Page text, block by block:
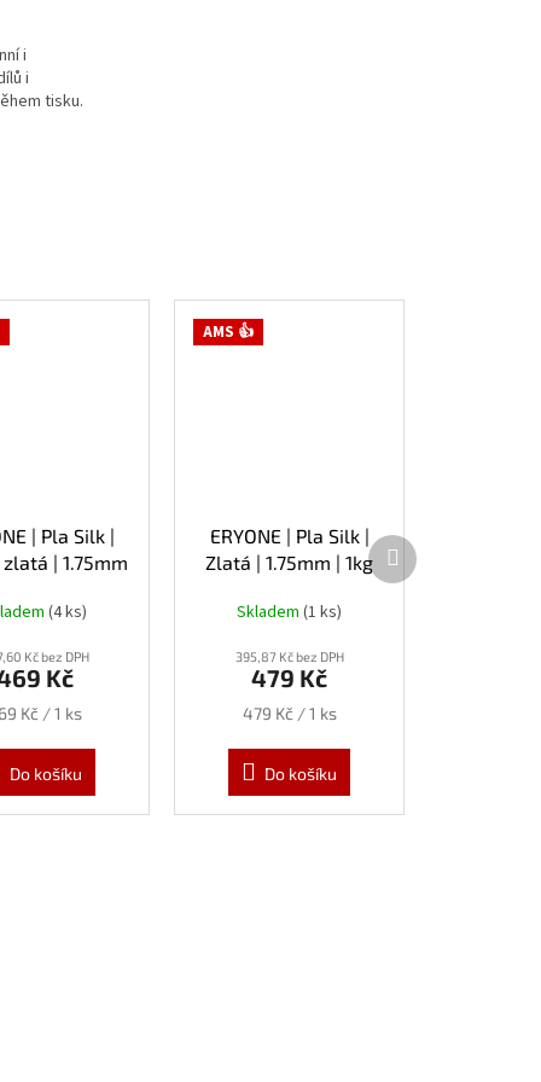
| Pla Silk |
| 1.75mm
(4 ks)
Kč bez DPH
Kč
Kč / 1 ks
Do košíku
AMS 👍
ERYONE | Pla Silk |
Zlatá | 1.75mm | 1kg
Skladem(1 ks)
395,87 Kč bez DPH
479 Kč
Měrná
479 Kč / 1 ks
Do košíku
Další
produkt
i
i
tisku.